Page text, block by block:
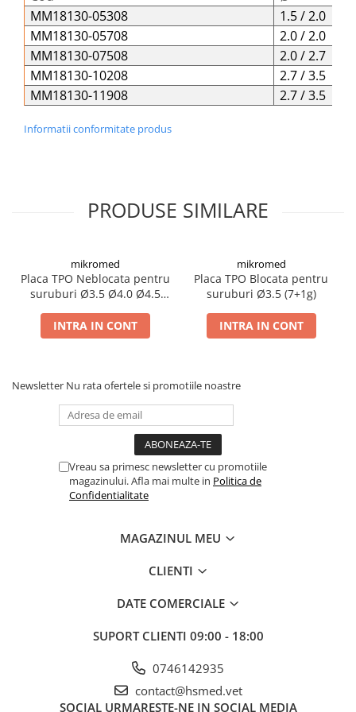
Șuruburi Canulate
Șuruburi Corticale
Șuruburi Locking
Șuruburi TORX Locking
Suruburi Canulate Herbert
Suruburi Corticale
Suruburi Spongie
TTA
MM18130-05308
1.5 / 2.0
MM18130-05708
2.0 / 2.0
MM18130-07508
2.0 / 2.7
MM18130-10208
2.7 / 3.5
MM18130-11908
2.7 / 3.5
Informatii conformitate produs
PRODUSE SIMILARE
mikromed
Placa TPO Neblocata pentru
suruburi Ø3.5 Ø4.0 Ø4.5
INTRA IN CONT
mikromed
Placa TPO Blocata pentru
suruburi Ø3.5 (7+1g)
INTRA IN CONT
Newsletter Nu rata ofertele si promotiile noastre
Vreau sa primesc newsletter cu promotiile
magazinului. Afla mai multe in Politica de
Confidentialitate
MAGAZINUL MEU
CLIENTI
DATE COMERCIALE
SUPORT CLIENTI 09:00 - 18:00
0746142935
contact@hsmed.vet
SOCIAL URMARESTE-NE IN SOCIAL MEDIA